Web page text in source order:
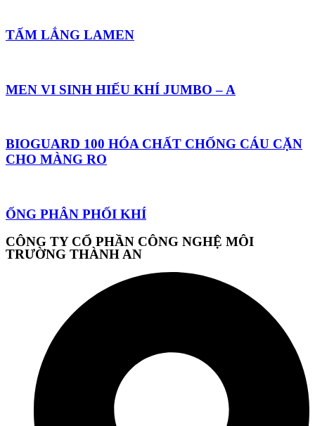
TẤM LẮNG LAMEN
MEN VI SINH HIẾU KHÍ JUMBO – A
BIOGUARD 100 HÓA CHẤT CHỐNG CÁU CẶN
CHO MÀNG RO
ỐNG PHÂN PHỐI KHÍ
CÔNG TY CỔ PHẦN CÔNG NGHỆ MÔI
TRƯỜNG THÀNH AN